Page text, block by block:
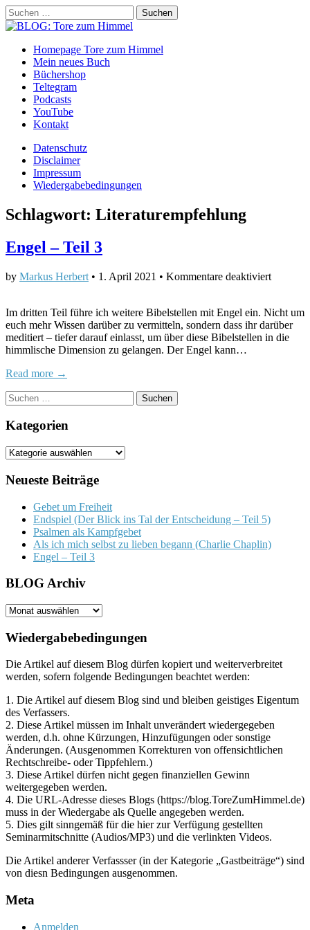
Suchen
nach:
Main
menu
Skip
content
Homepage Tore zum Himmel
Mein neues Buch
Büchershop
Teltegram
Podcasts
YouTube
Kontakt
Sub
menu
Datenschutz
Disclaimer
Impressum
Wiedergabebedingungen
Schlagwort: Literaturempfehlung
Engel – Teil 3
by Markus Herbert • 1. April 2021 • Kommentare deaktiviertfür
Teil
3
Im dritten Teil führe ich weitere Bibelstellen mit Engel ein. Nicht um
euch mehr Wissen darüber zu vermitteln, sondern dass ihr darüber
meditiert – tiefer darauf einlasst, um über diese Bibelstellen in die
himmlische Dimension zu gelangen. Der Engel kann…
Read more →
Suchen
nach:
Kategorien
Kategorien
Neueste Beiträge
Gebet um Freiheit
Endspiel (Der Blick ins Tal der Entscheidung – Teil 5)
Psalmen als Kampfgebet
Als ich mich selbst zu lieben begann (Charlie Chaplin)
Engel – Teil 3
BLOG Archiv
BLOG
Wiedergabebedingungen
Die Artikel auf diesem Blog dürfen kopiert und weiterverbreitet
werden, sofern folgende Bedingungen beachtet werden:
1. Die Artikel auf diesem Blog sind und bleiben geistiges Eigentum
des Verfassers.
2. Diese Artikel müssen im Inhalt unverändert wiedergegeben
werden, d.h. ohne Kürzungen, Hinzufügungen oder sonstige
Änderungen. (Ausgenommen Korrekturen von offensichtlichen
Rechtschreibe- oder Tippfehlern.)
3. Diese Artikel dürfen nicht gegen finanziellen Gewinn
weitergegeben werden.
4. Die URL-Adresse dieses Blogs (https://blog.ToreZumHimmel.de)
muss in der Wiedergabe als Quelle angegeben werden.
5. Dies gilt sinngemäß für die hier zur Verfügung gestellten
Seminarmitschnitte (Audios/MP3) und die verlinkten Videos.
Die Artikel anderer Verfassser (in der Kategorie „Gastbeiträge“) sind
von diesn Bedingungen ausgenommen.
Meta
Anmelden